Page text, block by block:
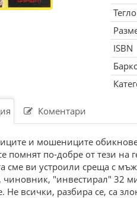
Тегло
ISBN
Коментари
и мошениците
помнят по-добре от тези на
сме ви устроили среща с
чиновник, "инвестирал" 32
Не всички, разбира се, са